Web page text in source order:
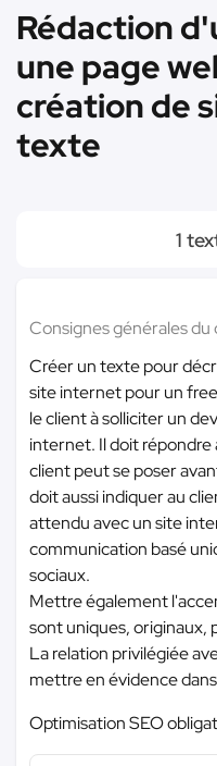
Rédaction
une page
création de
texte
1
Consignes générales du
Créer un texte pour
site internet pour un
le client à solliciter un
internet. Il doit répondre
client peut se poser
doit aussi indiquer au
attendu avec un site
communication basé
sociaux.
Mettre également
sont uniques, originaux,
La relation privilégiée
mettre en évidence
Optimisation SEO